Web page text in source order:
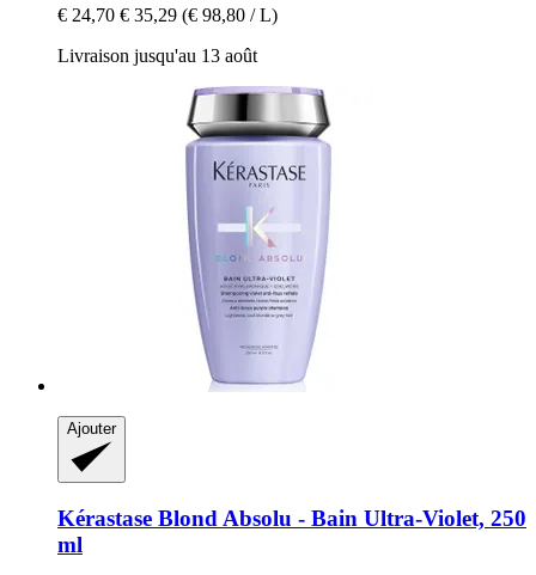
€ 24,70 € 35,29 (€ 98,80 / L)
Livraison jusqu'au 13 août
Ajouter
Kérastase Blond Absolu -​ Bain Ultra-​Violet, 250
ml